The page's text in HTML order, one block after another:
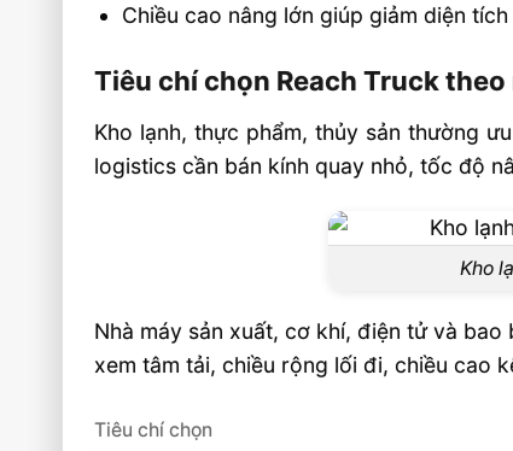
Chiều cao nâng lớn giúp giảm diện
Tiêu chí chọn Reach Truck
Kho lạnh, thực phẩm, thủy sản thường
logistics cần bán kính quay nhỏ, tốc độ
Kho
Nhà máy sản xuất, cơ khí, điện tử và
xem tâm tải, chiều rộng lối đi, chiều cao
Tiêu chí chọn